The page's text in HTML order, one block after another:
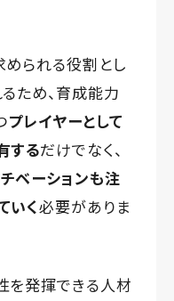
められる役割とし
ため、育成能力
プレイヤーとして
するだけでなく、
ベーションも注
いく必要がありま
を発揮できる人材